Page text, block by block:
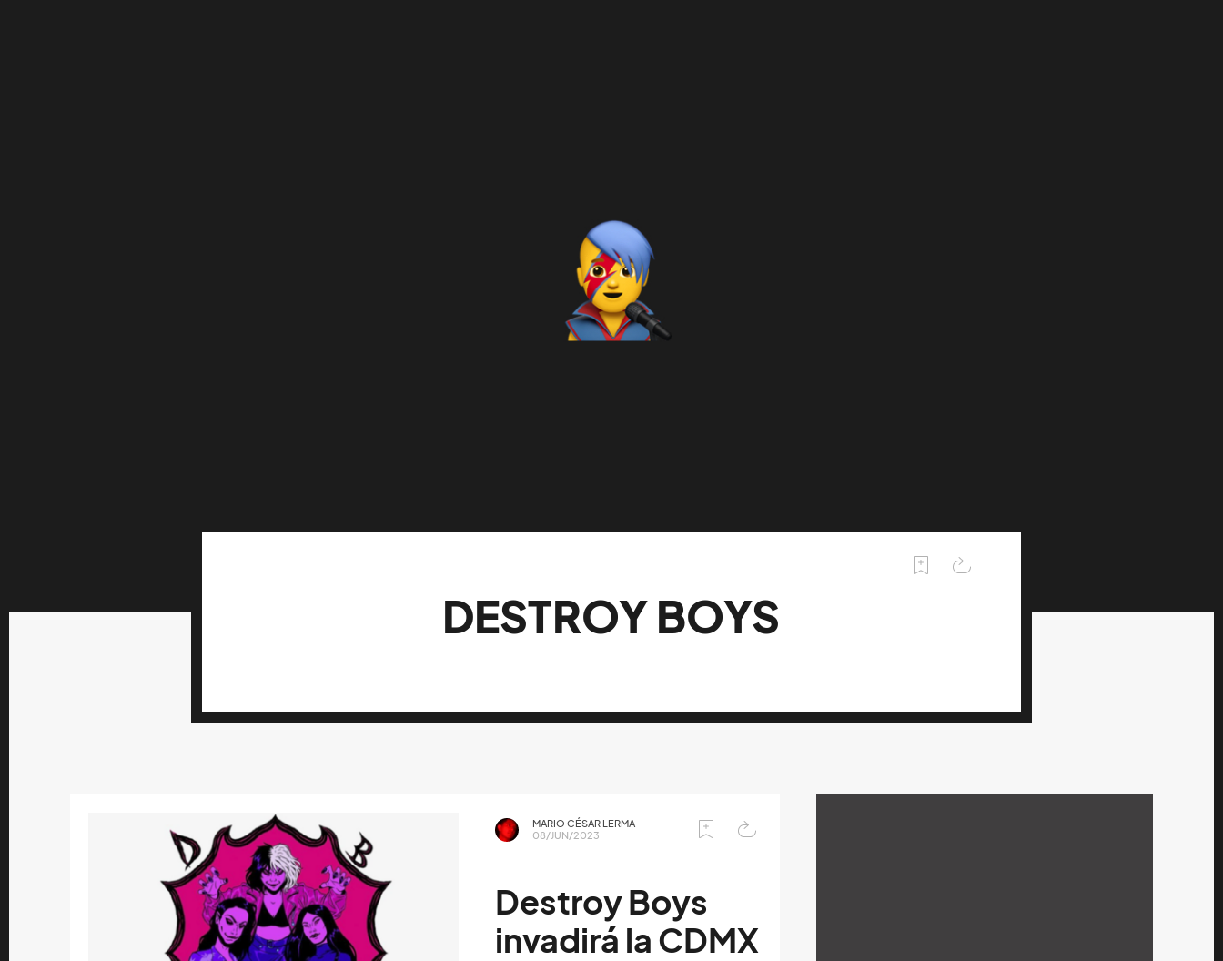
DESTROY BOYS
MARIO CÉSAR LERMA
08/JUN/2023
Destroy Boys
invadirá la CDMX